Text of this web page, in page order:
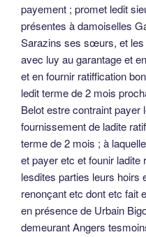
payement ; promet ledit
présentes à damoiselles
Sarazins ses sœurs, et les
avec luy au garantage et
et en fournir ratiffication
ledit terme de 2 mois
Belot estre contraint
fournissement de ladite
terme de 2 mois ; à
et payer etc et founir
lesdites parties leurs hoirs
renonçant etc dont etc fait
en présence de Urbain
demeurant Angers